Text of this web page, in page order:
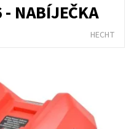
NABÍJEČKA
HECHT